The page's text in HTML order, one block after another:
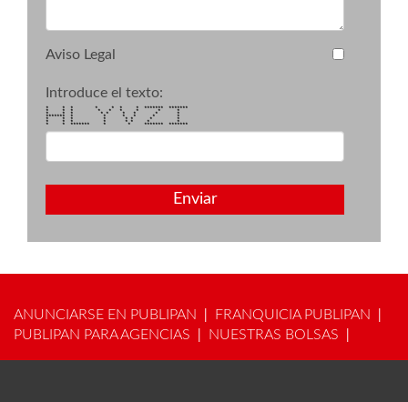
Aviso Legal
Introduce el texto:
* * * * * * * ******* *******
* * * * * * * * *
* * * * * * * * *
******* * * * * * *
* * * * * * * *
* * * * * * * *
* * ******* * * ******* *******
Enviar
ANUNCIARSE EN PUBLIPAN FRANQUICIA PUBLIPAN
PUBLIPAN PARA AGENCIAS NUESTRAS BOLSAS